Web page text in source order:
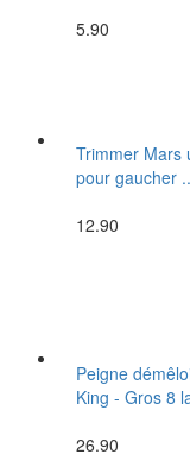
5.90
Trimmer Mars
pour gaucher
12.90
Peigne
King - Gros 8
26.90